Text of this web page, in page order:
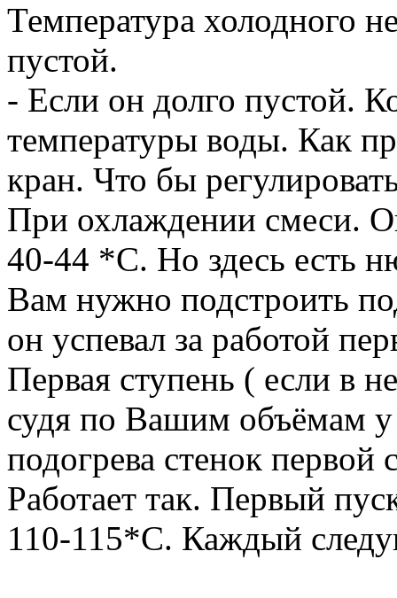
Температура холодного
пустой.
- Если он долго пустой.
температуры воды. Как
кран. Что бы
При охлаждении смеси.
40-44 *С. Но здесь есть
Вам нужно подстроить
он успевал за работой
Первая ступень ( если в
судя по Вашим объёмам
подогрева стенок первой
Работает так. Первый
110-115*С. Каждый